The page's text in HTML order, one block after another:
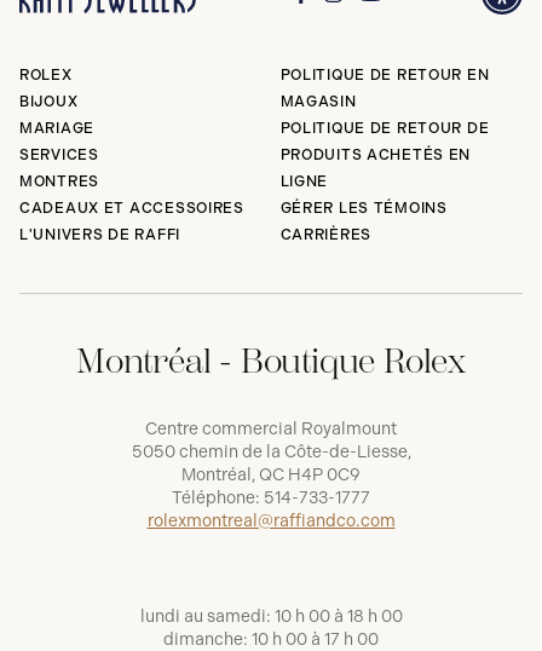
ROLEX
BIJOUX
MARIAGE
SERVICES
MONTRES
CADEAUX ET ACCESSOIRES
L'UNIVERS DE RAFFI
POLITIQUE DE RETOUR EN
MAGASIN
POLITIQUE DE RETOUR DE
PRODUITS ACHETÉS EN
LIGNE
GÉRER LES TÉMOINS
CARRIÈRES
Montréal - Boutique Rolex
Centre commercial Royalmount
5050 chemin de la Côte-de-Liesse,
Montréal, QC H4P 0C9
Téléphone: 514-733-1777
rolexmontreal@raffiandco.com
lundi au samedi: 10 h 00 à 18 h 00
dimanche: 10 h 00 à 17 h 00